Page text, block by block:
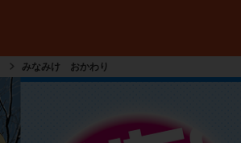
みなみけ おかわり